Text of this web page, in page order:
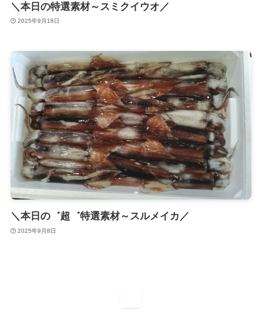
＼本日の特選素材～スミクイウオ／
2025年9月18日
＼本日の゛超゛特選素材～スルメイカ／
2025年9月8日